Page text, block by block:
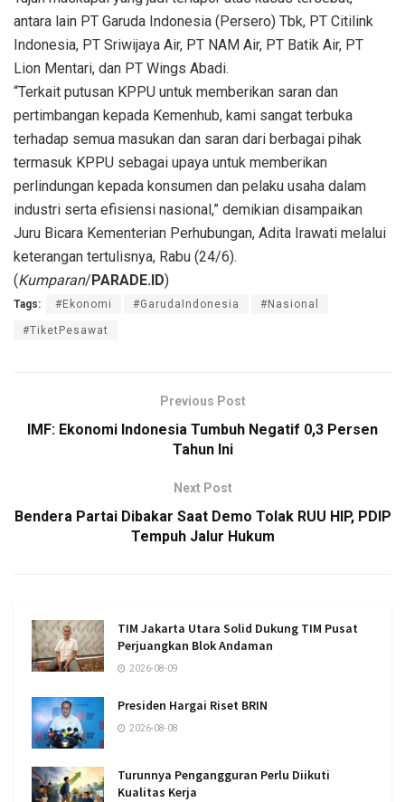
antara lain PT Garuda Indonesia (Persero) Tbk, PT Citilink
Indonesia, PT Sriwijaya Air, PT NAM Air, PT Batik Air, PT
Lion Mentari, dan PT Wings Abadi.
“Terkait putusan KPPU untuk memberikan saran dan
pertimbangan kepada Kemenhub, kami sangat terbuka
terhadap semua masukan dan saran dari berbagai pihak
termasuk KPPU sebagai upaya untuk memberikan
perlindungan kepada konsumen dan pelaku usaha dalam
industri serta efisiensi nasional,” demikian disampaikan
Juru Bicara Kementerian Perhubungan, Adita Irawati melalui
keterangan tertulisnya, Rabu (24/6).
(Kumparan/ PARADE.ID)
Tags: #Ekonomi #GarudaIndonesia #Nasional
#TiketPesawat
Previous Post
IMF: Ekonomi Indonesia Tumbuh Negatif 0,3 Persen
Tahun Ini
Next Post
Bendera Partai Dibakar Saat Demo Tolak RUU HIP, PDIP
Tempuh Jalur Hukum
TIM Jakarta Utara Solid Dukung TIM Pusat
Perjuangkan Blok Andaman
2026-08-09
Presiden Hargai Riset BRIN
2026-08-08
Turunnya Pengangguran Perlu Diikuti
Kualitas Kerja